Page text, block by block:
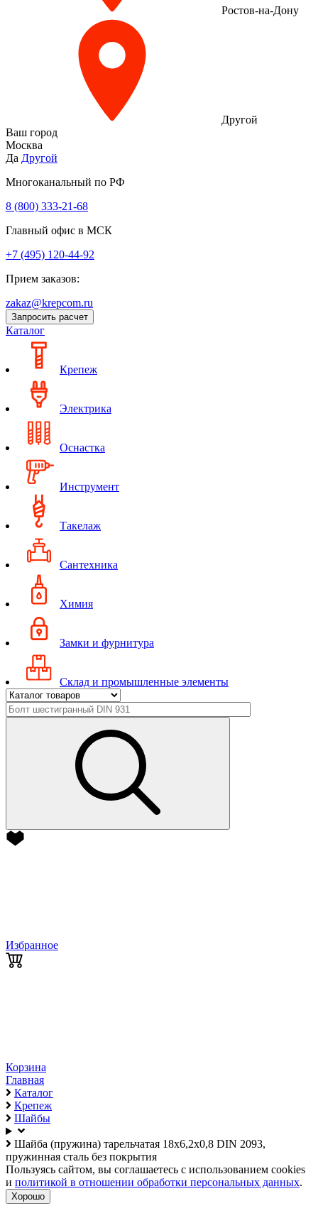
Ростов-на-Дону
Другой
Ваш город
Москва
Да Другой
Многоканальный по РФ
8 (800) 333‑21-68
Главный офис в МСК
+7 (495) 120-44-92
Прием заказов:
zakaz@krepcom.ru
Запросить расчет
Каталог
Крепеж
Электрика
Оснастка
Инструмент
Такелаж
Сантехника
Химия
Замки и фурнитура
Склад и промышленные элементы
Избранное
Корзина
Главная
Каталог
Крепеж
Шайбы
Шайба (пружина) тарельчатая 18х6,2х0,8 DIN 2093,
пружинная сталь без покрытия
Пользуясь сайтом, вы соглашаетесь с использованием cookies
и политикой в отношении обработки персональных данных.
Хорошо